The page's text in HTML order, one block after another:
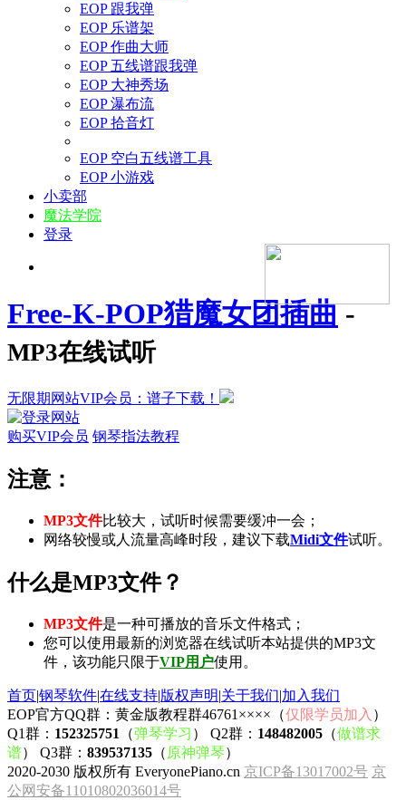
EOP 跟我弹
EOP 乐谱架
EOP 作曲大师
EOP 五线谱跟我弹
EOP 大神秀场
EOP 瀑布流
EOP 拾音灯
EOP 空白五线谱工具
EOP 小游戏
小卖部
魔法学院
登录
Free-K-POP猎魔女团插曲-
MP3在线试听
无限期网站VIP会员：谱子下载！
购买VIP会员 钢琴指法教程
注意：
MP3文件比较大，试听时候需要缓冲一会；
网络较慢或人流量高峰时段，建议下载Midi文件试听。
什么是MP3文件？
MP3文件是一种可播放的音乐文件格式；
您可以使用最新的浏览器在线试听本站提供的MP3文
件，该功能只限于VIP用户使用。
首页|钢琴软件|在线支持|版权声明|关于我们|加入我们
EOP官方QQ群：黄金版教程群46761××××（仅限学员加入 ）
Q1群： 152325751 （弹琴学习 ） Q2群： 148482005 （做谱求
谱） Q3群： 839537135 （ 原神弹琴）
2020-2030 版权所有 EveryonePiano.cn 京ICP备13017002号 京
公网安备11010802036014号